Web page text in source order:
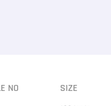
NO SIZE